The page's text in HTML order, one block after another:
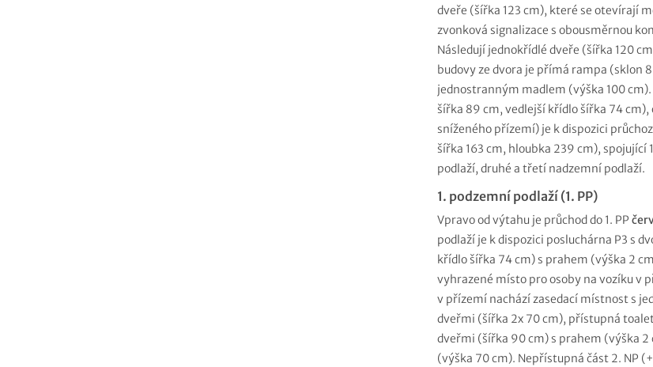
dveře (šířka 123 cm), které se otevírají
zvonková signalizace s obousměrnou
Následují jednokřídlé dveře (šířka 120
budovy ze dvora je přímá rampa (sklon
jednostranným madlem (výška 100
šířka 89 cm, vedlejší křídlo šířka 74
sníženého přízemí) je k dispozici
šířka 163 cm, hloubka 239 cm),
podlaží, druhé a třetí nadzemní podlaží.
1. podzemní podlaží (1. PP)
Vpravo od výtahu je průchod do 1. PP
podlaží je k dispozici posluchárna P3 s
křídlo šířka 74 cm) s prahem (výška 2
vyhrazené místo pro osoby na vozíku v
v přízemí nachází zasedací místnost s
dveřmi (šířka 2x 70 cm), přístupná
dveřmi (šířka 90 cm) s prahem (výška 2
(výška 70 cm). Nepřístupná část 2. NP